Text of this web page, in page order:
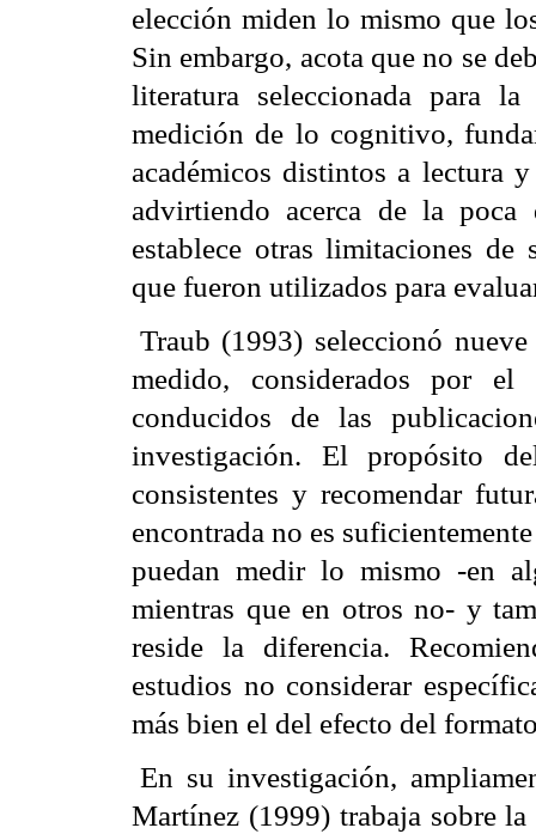
elección miden lo mismo que
Sin embargo, acota que no se
literatura seleccionada para
medición de lo cognitivo,
académicos distintos a lectura
advirtiendo acerca de la
establece otras limitaciones de
que fueron utilizados para
Traub (1993) seleccionó
medido, considerados por
conducidos de las
investigación. El propósito
consistentes y recomendar
encontrada no es
puedan medir lo mismo -en
mientras que en otros no- y
reside la diferencia.
estudios no considerar
más bien el del efecto del
En su investigación,
Martínez (1999) trabaja sobre